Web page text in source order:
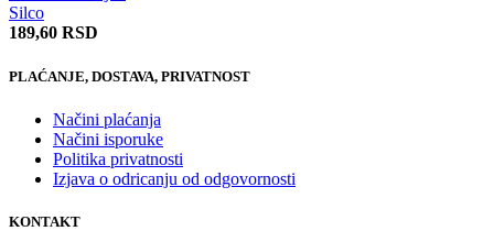
Silco
189,60 RSD
PLAĆANJE, DOSTAVA, PRIVATNOST
Načini plaćanja
Načini isporuke
Politika privatnosti
Izjava o odricanju od odgovornosti
KONTAKT